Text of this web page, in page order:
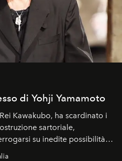
di Yohji Yamamoto
Kawakubo, ha scardinato i
sartoriale,
su inedite possibilità
stesso di silhouette.